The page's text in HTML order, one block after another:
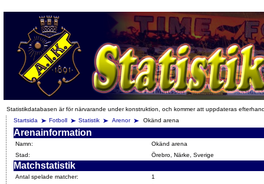
Statistikdatabasen är för närvarande under konstruktion, och kommer att uppdateras
Startsida
Fotboll Statistik Arenor Okänd arena
Arenainformation
Namn:
Okänd arena
Stad:
Örebro, Närke, Sverige
Matchstatistik
Antal spelade matcher:
1